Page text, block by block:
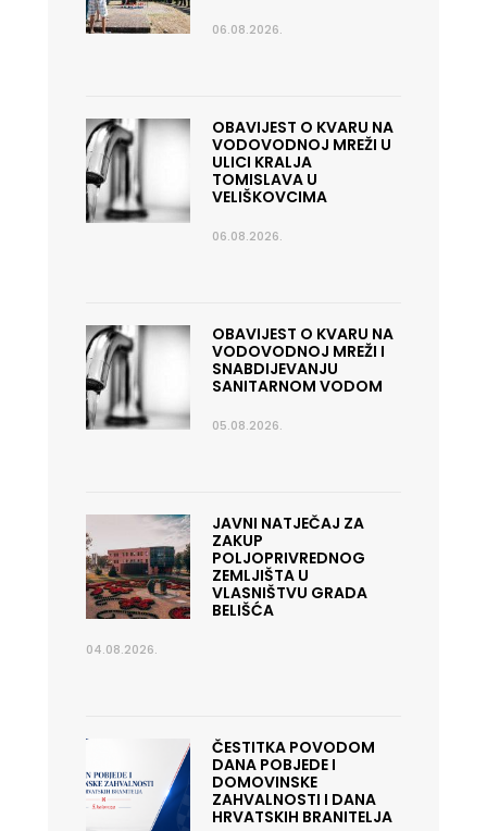
06.08.2026.
OBAVIJEST O KVARU NA
VODOVODNOJ MREŽI U
ULICI KRALJA
TOMISLAVA U
VELIŠKOVCIMA
06.08.2026.
OBAVIJEST O KVARU NA
VODOVODNOJ MREŽI I
SNABDIJEVANJU
SANITARNOM VODOM
05.08.2026.
JAVNI NATJEČAJ ZA
ZAKUP
POLJOPRIVREDNOG
ZEMLJIŠTA U
VLASNIŠTVU GRADA
BELIŠĆA
04.08.2026.
ČESTITKA POVODOM
DANA POBJEDE I
DOMOVINSKE
ZAHVALNOSTI I DANA
HRVATSKIH BRANITELJA